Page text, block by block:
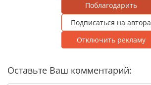
Поблагодарить
Подписаться на автора
Отключить рекламу
Оставьте Ваш комментарий: